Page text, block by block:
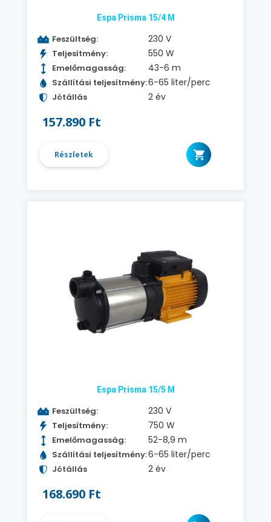
Espa Prisma 15/4 M
Feszültség: 230 V
Teljesítmény: 550 W
Emelőmagasság: 43-6 m
Szállítási teljesítmény:6-65 liter/perc
Jótállás 2 év
157.890 Ft
Részletek
Espa Prisma 15/5 M
Feszültség: 230 V
Teljesítmény: 750 W
Emelőmagasság: 52-8,9 m
Szállítási teljesítmény:6-65 liter/perc
Jótállás 2 év
168.690 Ft